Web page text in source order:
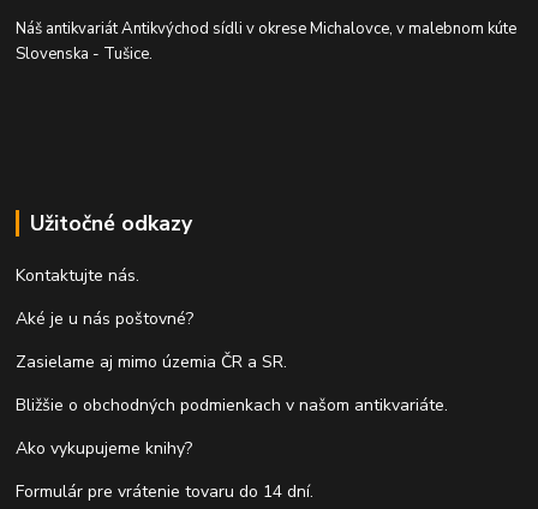
Náš antikvariát Antikvýchod sídli v okrese Michalovce, v malebnom kúte
Slovenska - Tušice.
Užitočné odkazy
Kontaktujte nás.
Aké je u nás poštovné?
Zasielame aj mimo územia ČR a SR.
Bližšie o obchodných podmienkach v našom antikvariáte.
Ako vykupujeme knihy?
Formulár pre vrátenie tovaru do 14 dní.